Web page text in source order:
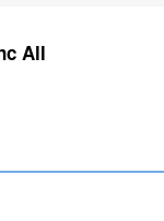
All